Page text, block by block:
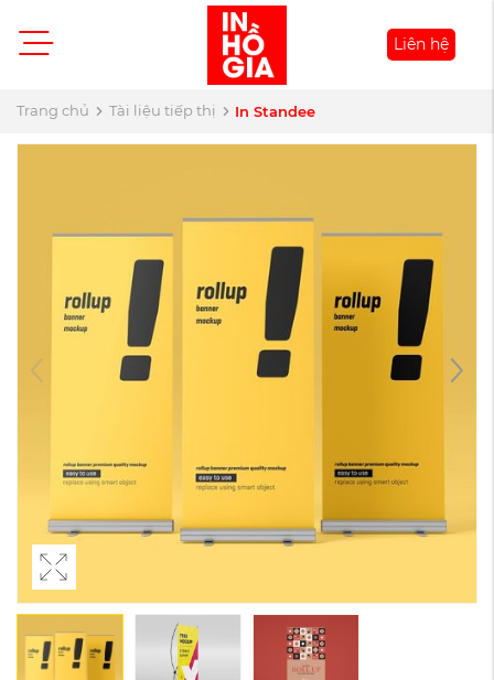
Liên hệ
Trang chủ Tài liệu tiếp thị In Standee